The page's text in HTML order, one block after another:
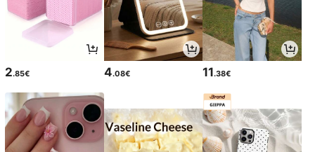
2.85€ 4.08€ 11.38€